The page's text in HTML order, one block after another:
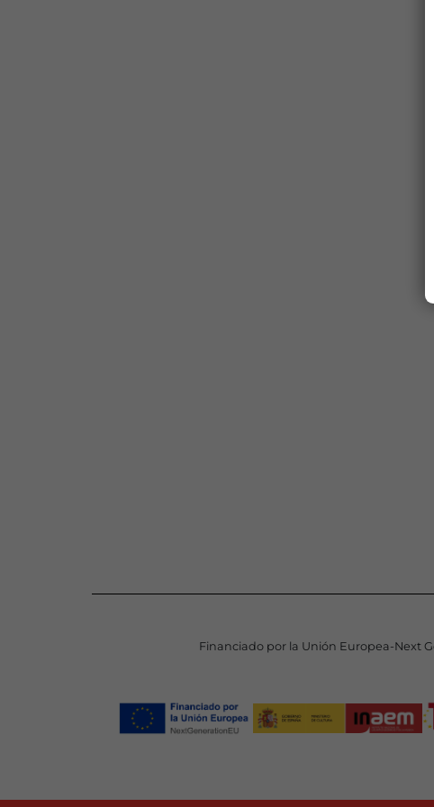
Financiado por la Unión Europea-Next